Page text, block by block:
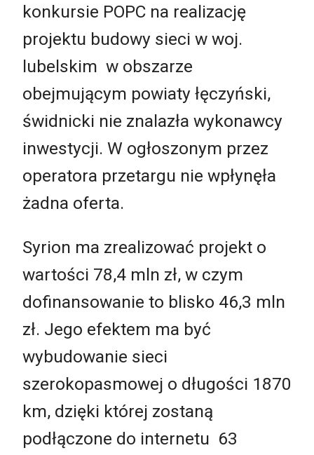
konkursie POPC na realizację
projektu budowy sieci w woj.
lubelskim w obszarze
obejmującym powiaty łęczyński,
świdnicki nie znalazła wykonawcy
inwestycji. W ogłoszonym przez
operatora przetargu nie wpłynęła
żadna oferta.
Syrion ma zrealizować projekt o
wartości 78,4 mln zł, w czym
dofinansowanie to blisko 46,3 mln
zł. Jego efektem ma być
wybudowanie sieci
szerokopasmowej o długości 1870
km, dzięki której zostaną
podłączone do internetu 63